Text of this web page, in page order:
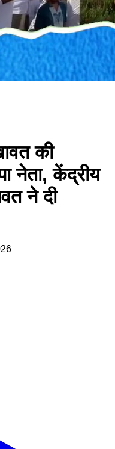
की
नेता, केंद्रीय
ने दी